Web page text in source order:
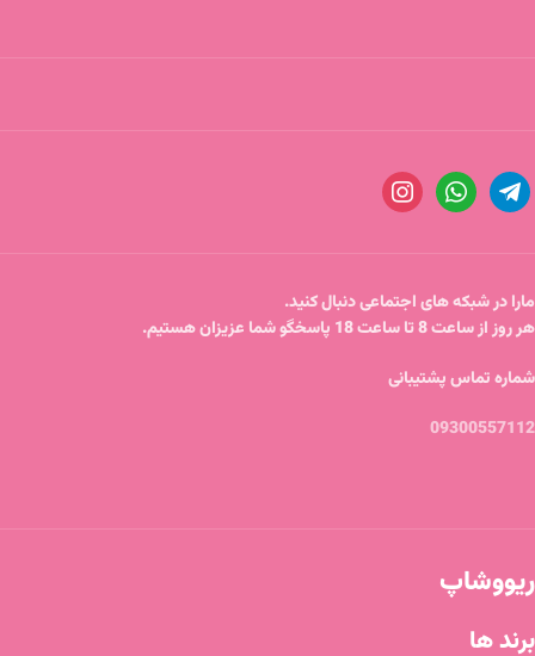
مارا در شبکه های اجتماعی دنبال کنید.
هر روز از ساعت 8 تا ساعت 18 پاسخگو شما عزیزان هستیم.
شماره تماس پشتیبانی
09300557112
ریووشاپ
برند ها